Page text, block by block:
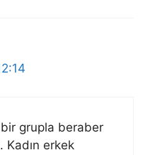
grupla beraber
Kadın erkek